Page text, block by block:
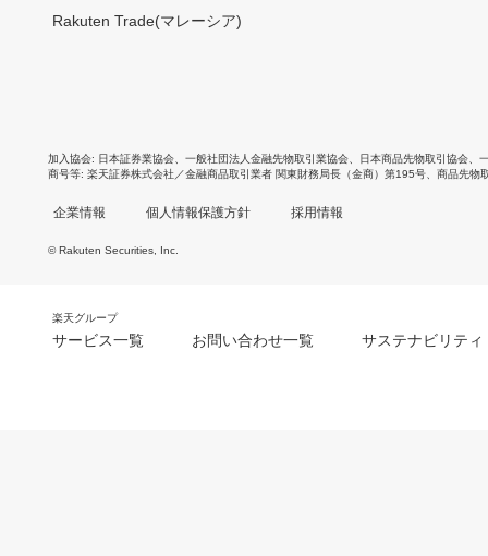
Rakuten Trade(マレーシア)
加入協会 日本証券業協会 一般社団法人金融先物取引業協会 日本商品先物取引協会
商号等 楽天証券株式会社／金融商品取引業者 関東財務局長（金商）第195号、商品先物
企業情報 個人情報保護方針 採用情報
© Rakuten Securities, Inc.
楽天グループ
サービス一覧 お問い合わせ一覧 サステナビリティ